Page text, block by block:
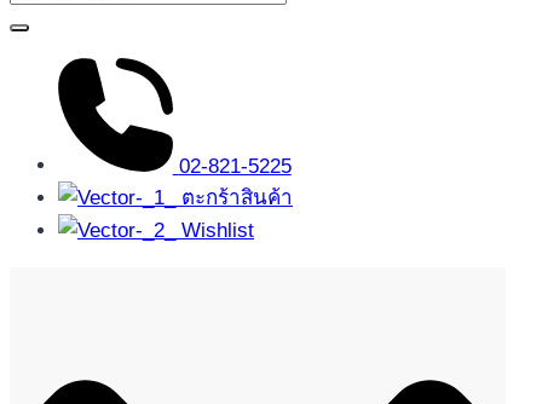
02-821-5225
ตะกร้าสินค้า
Wishlist